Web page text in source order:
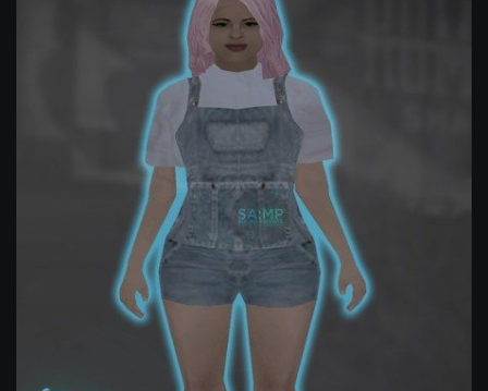
Девушка с розовыми волосами
Девушка-hfyri в джинсовой жилетке поверх белой футболки,
джинсовых шортах и кроссовках.